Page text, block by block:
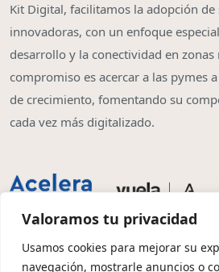
Valoramos tu privacidad
Usamos cookies para mejorar su
navegación, mostrarle anuncios o
Kit Digital, facilitamos la adopción
innovadoras, con un enfoque
desarrollo y la conectividad en
compromiso es acercar a las pymes
de crecimiento, fomentando su
cada vez más digitalizado.